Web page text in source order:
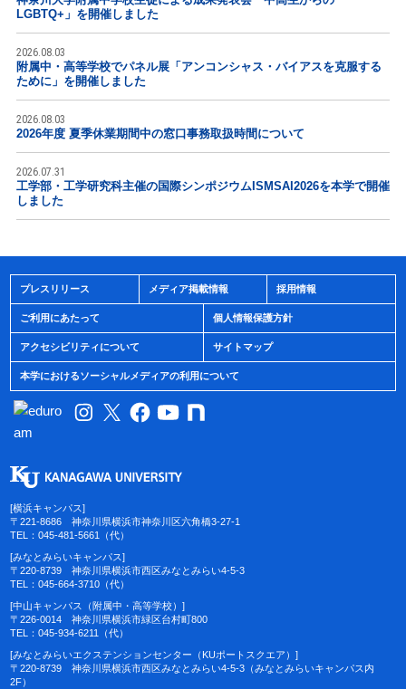
LGBTQ+」を開催しました
2026.08.03
附属中・高等学校でパネル展「アンコンシャス・バイアスを克服する
ために」を開催しました
2026.08.03
2026年度 夏季休業期間中の窓口事務取扱時間について
2026.07.31
工学部・工学研究科主催の国際シンポジウムISMSAI2026を本学で開催
しました
プレスリリース メディア掲載情報 採用情報
ご利用にあたって 個人情報保護方針
アクセシビリティについて サイトマップ
本学におけるソーシャルメディアの利用について
[横浜キャンパス]
〒221-8686 神奈川県横浜市神奈川区六角橋3-27-1
TEL：045-481-5661（代）
[みなとみらいキャンパス]
〒220-8739 神奈川県横浜市西区みなとみらい4-5-3
TEL：045-664-3710（代）
[中山キャンパス（附属中・高等学校）]
〒226-0014 神奈川県横浜市緑区台村町800
TEL：045-934-6211（代）
[みなとみらいエクステンションセンター（KUポートスクエア）]
〒220-8739 神奈川県横浜市西区みなとみらい4-5-3（みなとみらいキャンパス内
2F）